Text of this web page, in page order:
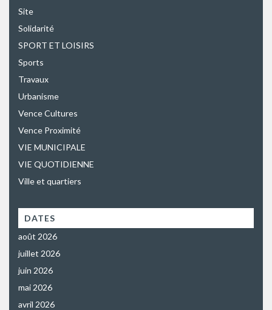
Site
Solidarité
SPORT ET LOISIRS
Sports
Travaux
Urbanisme
Vence Cultures
Vence Proximité
VIE MUNICIPALE
VIE QUOTIDIENNE
Ville et quartiers
DATES
août 2026
juillet 2026
juin 2026
mai 2026
avril 2026